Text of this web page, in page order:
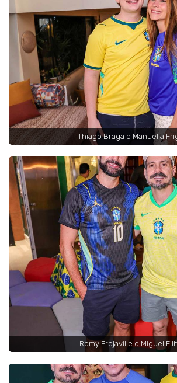
Thiago Braga e Manuella
Remy Frejaville e Miguel